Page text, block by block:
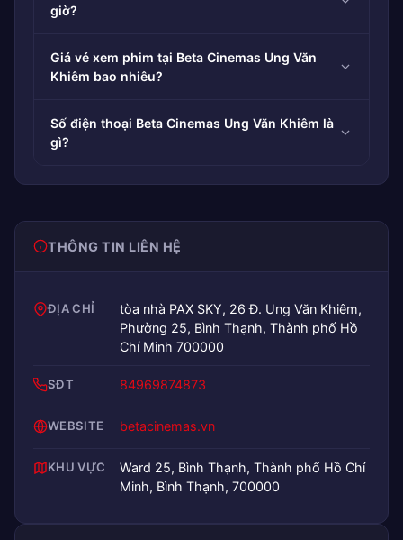
giờ?
Giá vé xem phim tại Beta Cinemas Ung Văn
Khiêm bao nhiêu?
Số điện thoại Beta Cinemas Ung Văn Khiêm là
gì?
THÔNG TIN LIÊN HỆ
ĐỊA CHỈ
tòa nhà PAX SKY, 26 Đ. Ung Văn Khiêm,
Phường 25, Bình Thạnh, Thành phố Hồ
Chí Minh 700000
SĐT 84969874873
WEBSITE betacinemas.vn
KHU VỰC
Ward 25, Bình Thạnh, Thành phố Hồ Chí
Minh, Bình Thạnh, 700000